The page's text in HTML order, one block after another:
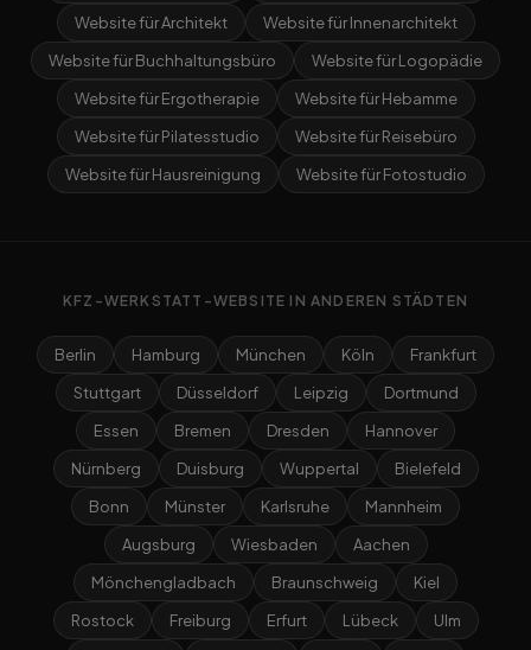
Website für Architekt
Website für Innenarchitekt
Website für Buchhaltungsbüro
Website für Logopädie
Website für Ergotherapie
Website für Hebamme
Website für Pilatesstudio
Website für Reisebüro
Website für Hausreinigung
Website für Fotostudio
KFZ-WERKSTATT-WEBSITE IN ANDEREN STÄDTEN
Berlin Hamburg München Köln
Frankfurt
Stuttgart
Düsseldorf Leipzig
Dortmund
Essen
Bremen Dresden
Hannover
Nürnberg
Duisburg Wuppertal
Bielefeld
Bonn
Münster Karlsruhe
Mannheim
Augsburg
Wiesbaden
Aachen
Mönchengladbach
Braunschweig
Kiel
Rostock
Freiburg Erfurt Lübeck
Ulm